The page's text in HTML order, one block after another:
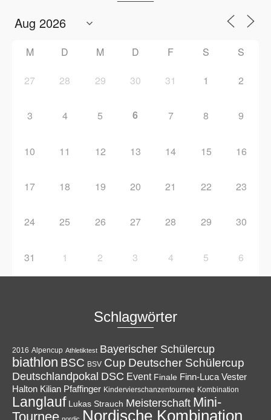
M D M D F S S
27 28 29 30 31 1 2
3 4 5 6 7 8 9
10 11 12 13 14 15 16
17 18 19 20 21 22 23
24 25 26 27 28 29 30
31 1 2 3 4 5 6
Schlagwörter
2016 Alpencup Athletiktest Bayerischer Schülercup
biathlon BSC BSV Cup Deutscher Schülercup
Deutschlandpokal DSC Event Finale Finn-Luca Vester
Halton Kilian Pfaffinger Kindervierschanzentournee Kombination
Langlauf Lukas Strauch Meisterschaft Mini-
Tournee
Nordische Kombination